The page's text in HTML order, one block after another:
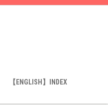
【ENGLISH】INDEX